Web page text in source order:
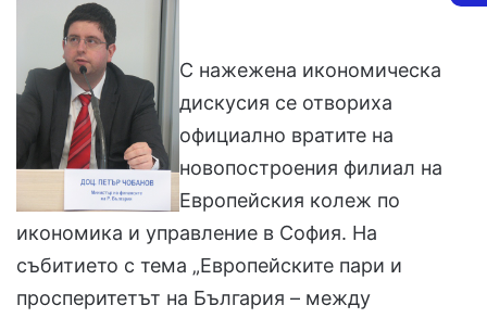
X a
С нажежена икономическа
дискусия се отвориха
официално вратите на
новопостроения филиал на
Европейския колеж по
икономика и управление в София. На
събитието с тема „Европейските пари и
просперитетът на България – между